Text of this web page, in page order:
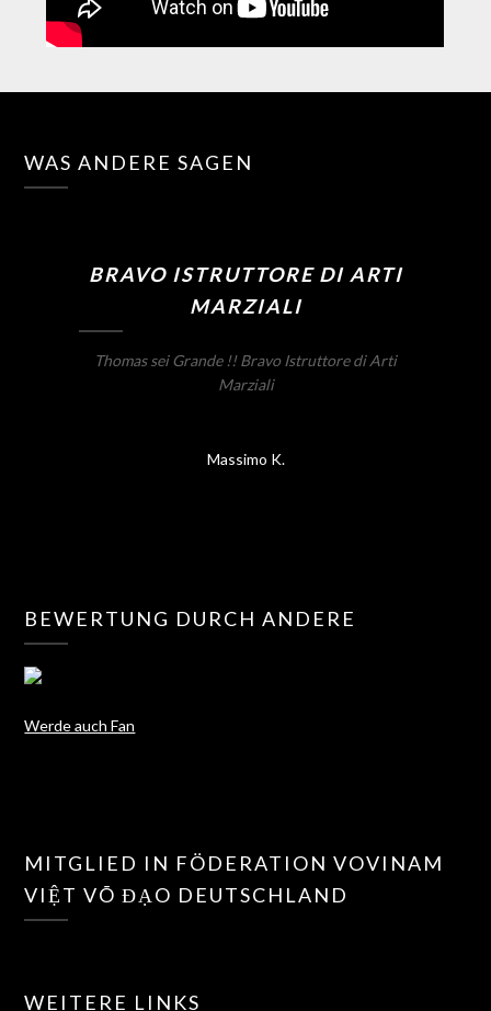
WAS ANDERE SAGEN
BRAVO ISTRUTTORE DI ARTI
MARZIALI
Thomas sei Grande !! Bravo Istruttore di Arti
Marziali
Massimo K.
BEWERTUNG DURCH ANDERE
Werde auch Fan
MITGLIED IN FÖDERATION VOVINAM
VIỆT VÕ ĐẠO DEUTSCHLAND
WEITERE LINKS